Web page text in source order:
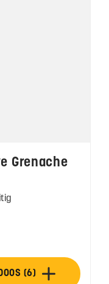
Grenache
DOOS (6)